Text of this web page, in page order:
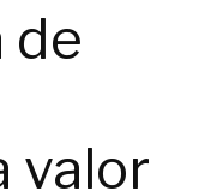
de
valor